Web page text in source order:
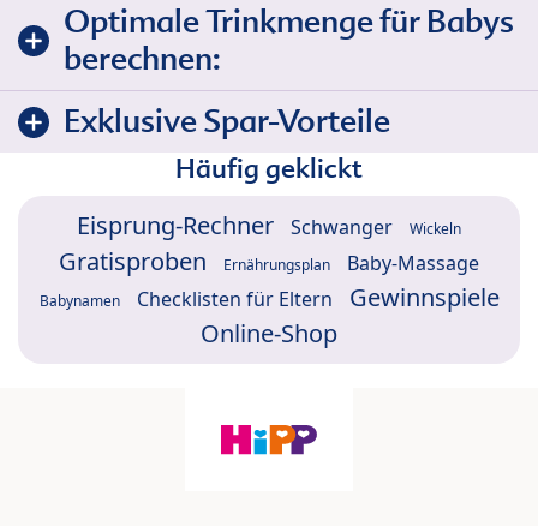
Optimale Trinkmenge für Babys
berechnen:
Exklusive Spar-Vorteile
Häufig geklickt
Eisprung-Rechner Schwanger Wickeln
Gratisproben Ernährungsplan Baby-Massage
Babynamen Checklisten für Eltern
Gewinnspiele
Online-Shop